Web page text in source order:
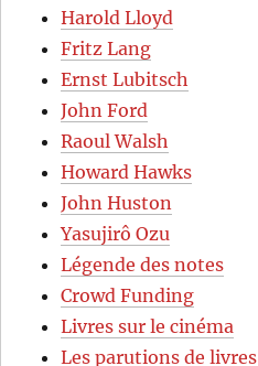
Harold Lloyd
Fritz Lang
Ernst Lubitsch
John Ford
Raoul Walsh
Howard Hawks
John Huston
Yasujirô Ozu
Légende des notes
Crowd Funding
Livres sur le cinéma
Les parutions de livres